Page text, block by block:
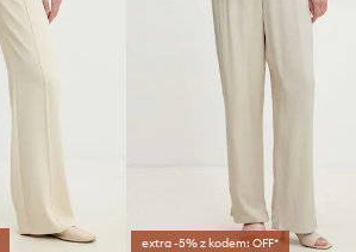
extra -5% z kodem: OFF*